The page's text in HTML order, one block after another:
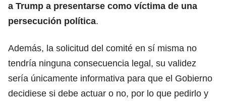
a Trump a presentarse como víctima de una
persecución política.
Además, la solicitud del comité en sí misma no
tendría ninguna consecuencia legal, su validez
sería únicamente informativa para que el Gobierno
decidiese si debe actuar o no, por lo que pedirlo y